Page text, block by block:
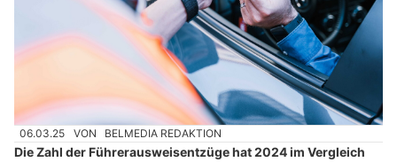
06.03.25 VON BELMEDIA REDAKTION
Die Zahl der Führerausweisentzüge hat 2024 im Vergleich